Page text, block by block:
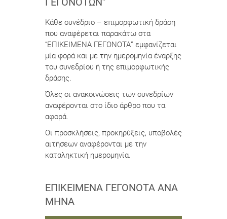
Κάθε συνέδριο – επιμορφωτική δράση
που αναφέρεται παρακάτω στα
“ΕΠΙΚΕΙΜΕΝΑ ΓΕΓΟΝΟΤΑ” εμφανίζεται
μία φορά και με την ημερομηνία έναρξης
του συνεδρίου ή της επιμορφωτικής
δράσης.
Όλες οι ανακοινώσεις των συνεδρίων
αναφέρονται στο ίδιο άρθρο που τα
αφορά.
Οι προσκλήσεις, προκηρύξεις, υποβολές
αιτήσεων αναφέρονται με την
καταληκτική ημερομηνία.
ΕΠΙΚΕΊΜΕΝΑ ΓΕΓΟΝΌΤΑ ΑΝΆ
ΜΉΝΑ